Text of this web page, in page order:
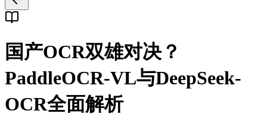
国产OCR双雄对决？
PaddleOCR-VL与DeepSeek-
OCR全面解析